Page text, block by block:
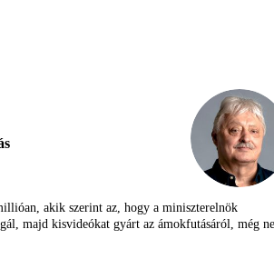
akik szerint az, hogy a miniszterelnök
majd kisvideókat gyárt az ámokfutásáról, még